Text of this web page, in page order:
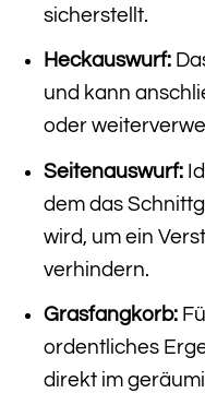
sicherstellt.
Heckauswurf:
und kann
oder
Seiten­auswurf:
dem das
wird, um ein
verhindern.
Grasfangkorb:
ordentliches
direkt im